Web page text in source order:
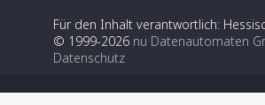
Für den Inhalt verantwortlich:
© 1999-2026 nu Datenautomaten
Datenschutz